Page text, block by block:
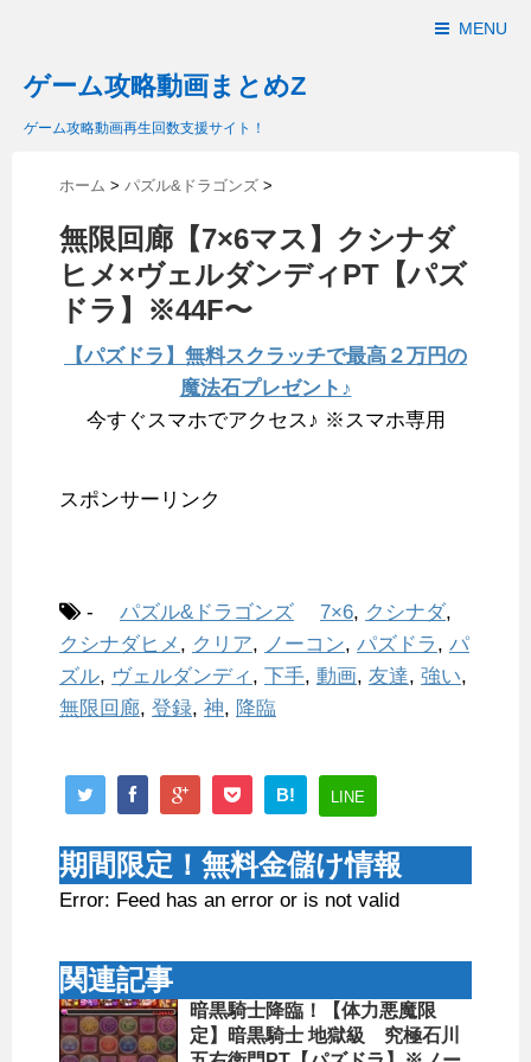
MENU
ゲーム攻略動画まとめZ
ゲーム攻略動画再生回数支援サイト！
ホーム > パズル&ドラゴンズ >
無限回廊【7×6マス】クシナダ
ヒメ×ヴェルダンディPT【パズ
ドラ】※44F〜
【パズドラ】無料スクラッチで最高２万円の
魔法石プレゼント♪
今すぐスマホでアクセス♪ ※スマホ専用
スポンサーリンク
- パズル&ドラゴンズ 7×6, クシナダ,
クシナダヒメ , クリア, ノーコン, パズドラ , パ
ズル, ヴェルダンディ , 下手, 動画, 友達, 強い,
無限回廊, 登録, 神, 降臨
B! LINE
期間限定！無料金儲け情報
Error: Feed has an error or is not valid
関連記事
暗黒騎士降臨！【体力悪魔限
定】暗黒騎士 地獄級 究極石川